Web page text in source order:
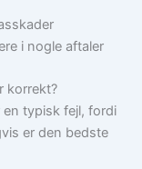
i nogle aftaler
korrekt?
en typisk fejl, fordi
er den bedste